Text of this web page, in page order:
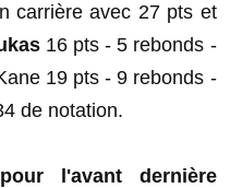
carrière avec 27 pts et
16 pts - 5 rebonds -
19 pts - 9 rebonds -
de notation.
l'avant dernière